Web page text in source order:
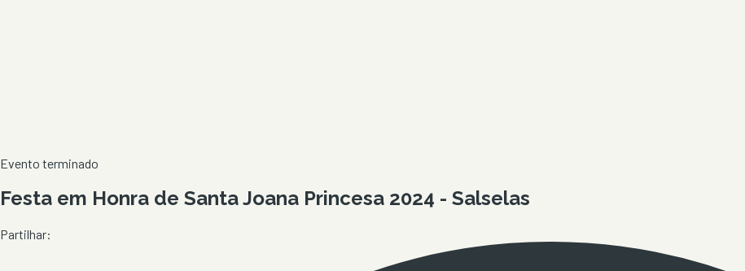
Evento terminado
Festa em Honra de Santa Joana Princesa 2024 - Salselas
Partilhar: